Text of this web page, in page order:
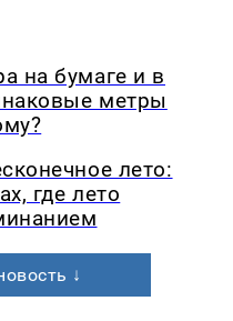
на бумаге и в
метры
лето:
где лето
↓